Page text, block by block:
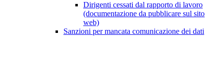
Dirigenti cessati dal rapporto di lavoro
(documentazione da pubblicare sul sito
web)
Sanzioni per mancata comunicazione dei dati